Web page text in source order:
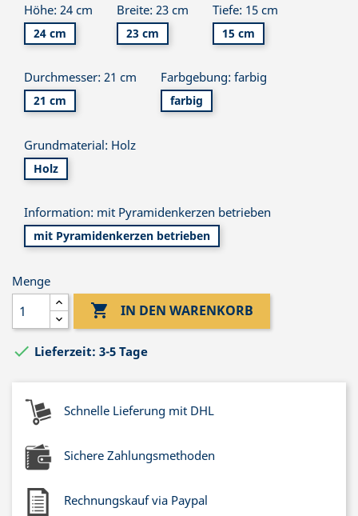
Höhe: 24 cm
24 cm
Breite: 23 cm
23 cm
Tiefe: 15 cm
15 cm
Durchmesser: 21 cm
21 cm
Farbgebung: farbig
farbig
Grundmaterial: Holz
Holz
Information: mit Pyramidenkerzen betrieben
mit Pyramidenkerzen betrieben
Menge
 IN DEN WARENKORB
 Lieferzeit: 3-5 Tage
Schnelle Lieferung mit DHL
Sichere Zahlungsmethoden
Rechnungskauf via Paypal